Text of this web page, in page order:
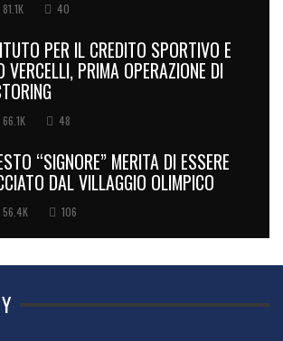
81.1K 40
PER IL CREDITO SPORTIVO E
VERCELLI, PRIMA OPERAZIONE DI
66.1K 48
“SIGNORE” MERITA DI ESSERE
DAL VILLAGGIO OLIMPICO
56.4K 106